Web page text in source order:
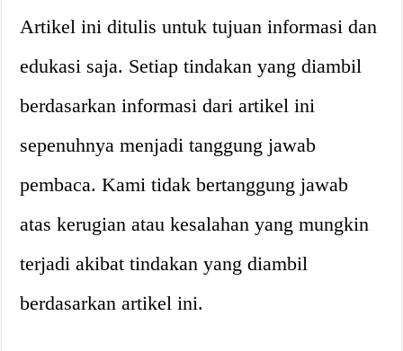
Artikel ini ditulis untuk tujuan informasi dan
edukasi saja. Setiap tindakan yang diambil
berdasarkan informasi dari artikel ini
sepenuhnya menjadi tanggung jawab
pembaca. Kami tidak bertanggung jawab
atas kerugian atau kesalahan yang mungkin
terjadi akibat tindakan yang diambil
berdasarkan artikel ini.